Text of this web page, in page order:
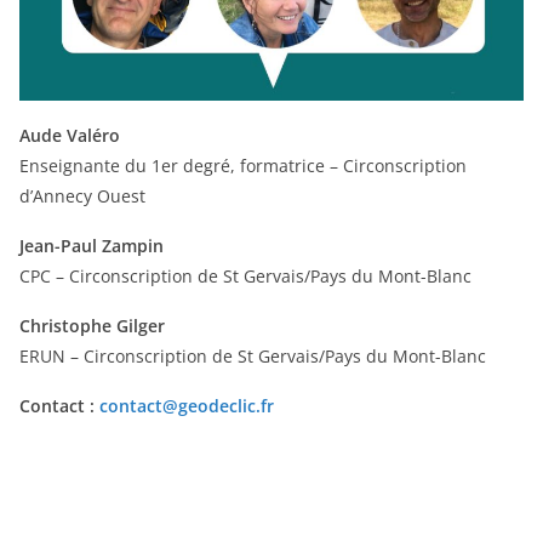
Aude Valéro
Enseignante du 1er degré, formatrice – Circonscription
d’Annecy Ouest
Jean-Paul Zampin
CPC – Circonscription de St Gervais/Pays du Mont-Blanc
Christophe Gilger
ERUN – Circonscription de St Gervais/Pays du Mont-Blanc
Contact : contact@geodeclic.fr